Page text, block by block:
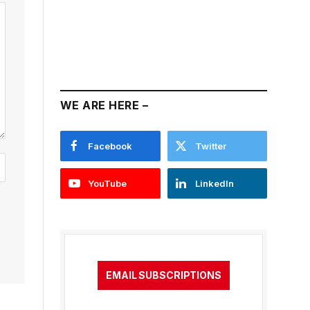
WE ARE HERE –
Facebook Twitter
YouTube LinkedIn
EMAIL SUBSCRIPTIONS